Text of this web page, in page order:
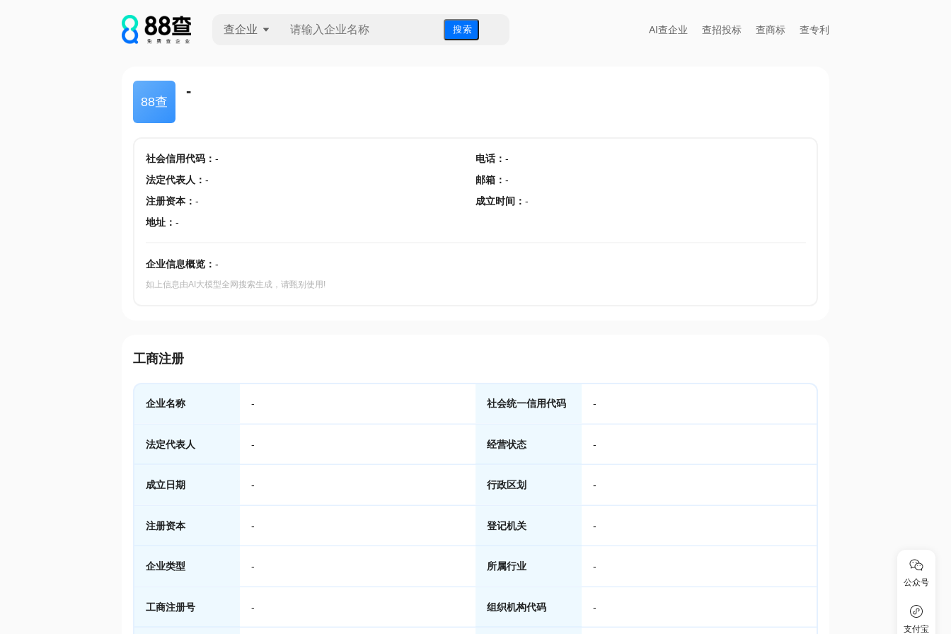
查企业 搜 索 AI查企业 查招投标 查商标 查专利
88查
-
社会信用代码： - 电话： -
法定代表人 ： - 邮箱 ： -
注册资本： - 成立时间 ： -
地址： -
企业信息概览： -
如上信息由AI大模型全网搜索生成，请甄别使用!
工商注册
企业名称 - 社会统一信用代码 -
法定代表人 - 经营状态 -
成立日期 - 行政区划 -
注册资本 - 登记机关 -
企业类型 - 所属行业 -
工商注册号 - 组织机构代码 -
公众号
支付宝